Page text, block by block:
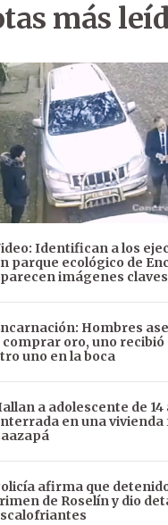
más
Identifican a los
parque ecológico de
imágenes claves
Hombres
comprar oro, uno recibió
uno en la boca
a adolescente de 14
en una
afirma que
de Roselín y dio